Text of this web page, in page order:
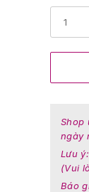
Shop
ngày
Lưu
(Vui
Báo